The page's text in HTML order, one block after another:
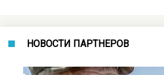
НОВОСТИ ПАРТНЕРОВ